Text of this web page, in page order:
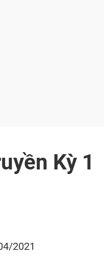
Kỳ 1
2021